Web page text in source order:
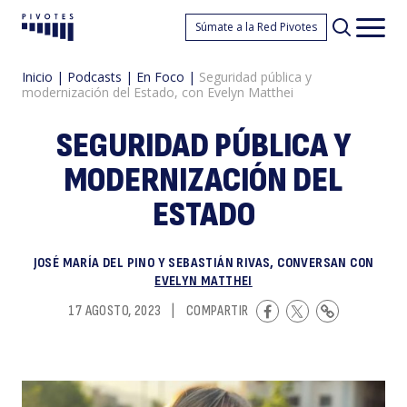
Pivotes Súmate a la Red Pivotes
Inicio | Podcasts | En Foco | Seguridad pública y
modernización del Estado, con Evelyn Matthei
SEGURIDAD PÚBLICA Y
MODERNIZACIÓN DEL
ESTADO
JOSÉ MARÍA DEL PINO Y SEBASTIÁN RIVAS, CONVERSAN CON
EVELYN MATTHEI
17 AGOSTO, 2023
COMPARTIR